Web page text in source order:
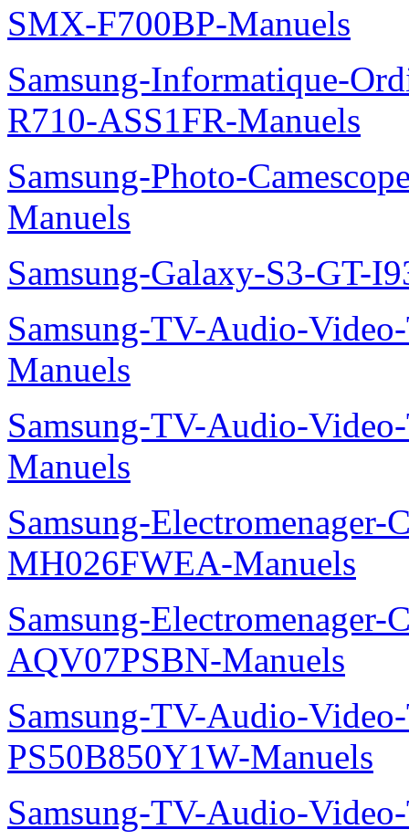
SMX-F700BP-Manuels
Samsung-Informatique-
R710-ASS1FR-Manuels
Samsung-Photo-
Manuels
Samsung-Galaxy-S3-GT-
Samsung-TV-Audio-
Manuels
Samsung-TV-Audio-
Manuels
Samsung-Electromenager-
MH026FWEA-Manuels
Samsung-Electromenager-
AQV07PSBN-Manuels
Samsung-TV-Audio-
PS50B850Y1W-Manuels
Samsung-TV-Audio-